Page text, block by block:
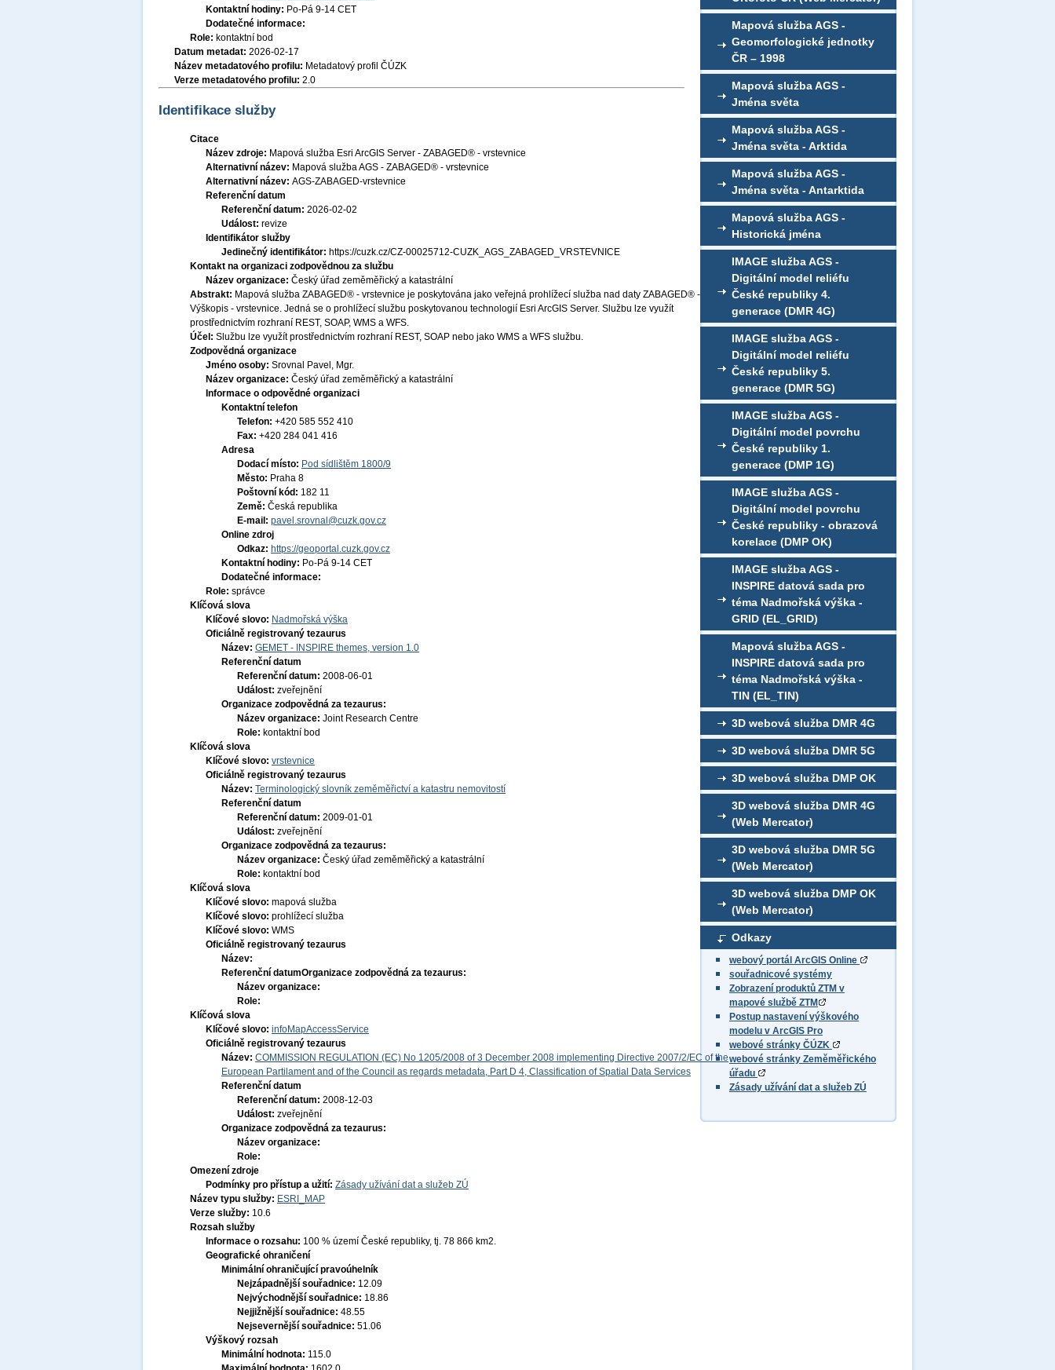
Mapová služba AGS -
Geomorfologické jednotky
ČR – 1998
Mapová služba AGS -
Jména světa
Mapová služba AGS -
Jména světa - Arktida
Mapová služba AGS -
Jména světa - Antarktida
Mapová služba AGS -
Historická jména
IMAGE služba AGS -
Digitální model reliéfu
České republiky 4.
generace (DMR 4G)
IMAGE služba AGS -
Digitální model reliéfu
České republiky 5.
generace (DMR 5G)
IMAGE služba AGS -
Digitální model povrchu
České republiky 1.
generace (DMP 1G)
IMAGE služba AGS -
Digitální model povrchu
České republiky - obrazová
korelace (DMP OK)
IMAGE služba AGS -
INSPIRE datová sada pro
téma Nadmořská výška -
GRID (EL_GRID)
Mapová služba AGS -
INSPIRE datová sada pro
téma Nadmořská výška -
TIN (EL_TIN)
3D webová služba DMR 4G
3D webová služba DMR 5G
3D webová služba DMP OK
3D webová služba DMR 4G
(Web Mercator)
3D webová služba DMR 5G
(Web Mercator)
3D webová služba DMP OK
(Web Mercator)
Odkazy
webový portál ArcGIS Online
souřadnicové systémy
Zobrazení produktů ZTM v
mapové službě ZTM
Postup nastavení výškového
modelu v ArcGIS Pro
webové stránky ČÚZK
webové stránky Zeměměřického
úřadu
Zásady užívání dat a služeb ZÚ
Kontaktní hodiny: Po-Pá 9-14 CET
Dodatečné informace:
Role: kontaktní bod
Datum metadat: 2026-02-17
Název metadatového profilu: Metadatový profil ČÚZK
Verze metadatového profilu: 2.0
Identifikace služby
Citace
Název zdroje: Mapová služba Esri ArcGIS Server - ZABAGED® - vrstevnice
Alternativní název: Mapová služba AGS - ZABAGED® - vrstevnice
Alternativní název: AGS-ZABAGED-vrstevnice
Referenční datum
Referenční datum: 2026-02-02
Událost: revize
Identifikátor služby
Jedinečný identifikátor: https://cuzk.cz/CZ-00025712-CUZK_AGS_ZABAGED_VRSTEVNICE
Kontakt na organizaci zodpovědnou za službu
Název organizace: Český úřad zeměměřický a katastrální
Abstrakt: Mapová služba ZABAGED® - vrstevnice je poskytována jako veřejná prohlížecí služba nad daty ZABAGED® -
Výškopis - vrstevnice. Jedná se o prohlížecí službu poskytovanou technologií Esri ArcGIS Server. Službu lze využít
prostřednictvím rozhraní REST, SOAP, WMS a WFS.
Účel: Službu lze využít prostřednictvím rozhraní REST, SOAP nebo jako WMS a WFS službu.
Zodpovědná organizace
Jméno osoby: Srovnal Pavel, Mgr.
Název organizace: Český úřad zeměměřický a katastrální
Informace o odpovědné organizaci
Kontaktní telefon
Telefon: +420 585 552 410
Fax: +420 284 041 416
Adresa
Dodací místo: Pod sídlištěm 1800/9
Město: Praha 8
Poštovní kód: 182 11
Země: Česká republika
E-mail: pavel.srovnal@cuzk.gov.cz
Online zdroj
Odkaz: https://geoportal.cuzk.gov.cz
Kontaktní hodiny: Po-Pá 9-14 CET
Dodatečné informace:
Role: správce
Klíčová slova
Klíčové slovo: Nadmořská výška
Oficiálně registrovaný tezaurus
Název: GEMET - INSPIRE themes, version 1.0
Referenční datum
Referenční datum: 2008-06-01
Událost: zveřejnění
Organizace zodpovědná za tezaurus:
Název organizace: Joint Research Centre
Role: kontaktní bod
Klíčová slova
Klíčové slovo: vrstevnice
Oficiálně registrovaný tezaurus
Název: Terminologický slovník zeměměřictví a katastru nemovitostí
Referenční datum
Referenční datum: 2009-01-01
Událost: zveřejnění
Organizace zodpovědná za tezaurus:
Název organizace: Český úřad zeměměřický a katastrální
Role: kontaktní bod
Klíčová slova
Klíčové slovo: mapová služba
Klíčové slovo: prohlížecí služba
Klíčové slovo: WMS
Oficiálně registrovaný tezaurus
Název:
Referenční datumOrganizace zodpovědná za tezaurus:
Název organizace:
Role:
Klíčová slova
Klíčové slovo: infoMapAccessService
Oficiálně registrovaný tezaurus
Název: COMMISSION REGULATION (EC) No 1205/2008 of 3 December 2008 implementing Directive 2007/2/EC of the
European Partilament and of the Council as regards metadata, Part D 4, Classification of Spatial Data Services
Referenční datum
Referenční datum: 2008-12-03
Událost: zveřejnění
Organizace zodpovědná za tezaurus:
Název organizace:
Role:
Omezení zdroje
Podmínky pro přístup a užití: Zásady užívání dat a služeb ZÚ
Název typu služby: ESRI_MAP
Verze služby: 10.6
Rozsah služby
Informace o rozsahu: 100 % území České republiky, tj. 78 866 km2.
Geografické ohraničení
Minimální ohraničující pravoúhelník
Nejzápadnější souřadnice: 12.09
Nejvýchodnější souřadnice: 18.86
Nejjižnější souřadnice: 48.55
Nejsevernější souřadnice: 51.06
Výškový rozsah
Minimální hodnota: 115.0